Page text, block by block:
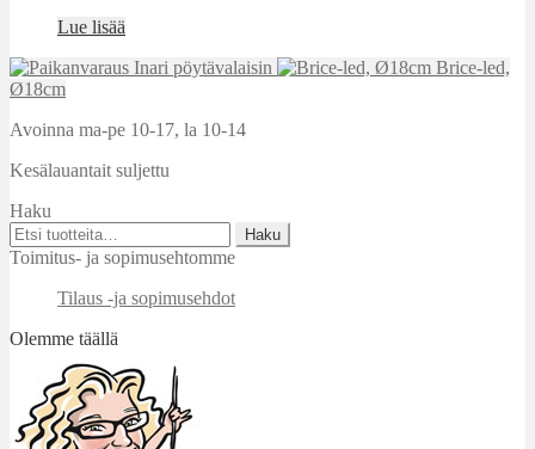
Lue lisää
Inari pöytävalaisin
Brice-led,
Ø18cm
Avoinna ma-pe 10-17, la 10-14
Kesälauantait suljettu
Haku
Etsi:
Haku
Toimitus- ja sopimusehtomme
Tilaus -ja sopimusehdot
Olemme täällä